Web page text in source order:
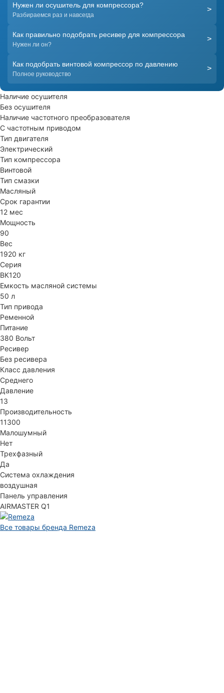
Нужен ли осушитель для компрессора?
Разбираемся раз и навсегда
>
Как правильно подобрать ресивер для компрессора
Нужен ли он?
>
Как подобрать винтовой компрессор по давлению
Полное руководство
>
Наличие осушителя
Без осушителя
Наличие частотного преобразователя
С частотным приводом
Тип двигателя
Электрический
Тип компрессора
Винтовой
Тип смазки
Масляный
Срок гарантии
12 мес
Мощность
90
Вес
1920 кг
Серия
ВК120
Емкость масляной системы
50 л
Тип привода
Ременной
Питание
380 Вольт
Ресивер
Без ресивера
Класс давления
Среднего
Давление
13
Производительность
11300
Малошумный
Нет
Трехфазный
Да
Система охлаждения
воздушная
Панель управления
AIRMASTER Q1
Все товары бренда Remeza